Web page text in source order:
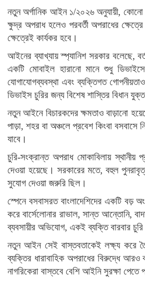
নতুন অর্গানিক আইন ১/২০২৬ অনুযায়ী,
ক্ষুদ্র অপরাধ হলেও পরবর্তী অপরাধের
ক্ষেত্রেই কার্যকর হবে।
আইনের ব্যাখ্যায় স্প্যানিশ সরকার বলেছে,
একটি মোবাইল হারানো মানে শুধু
যোগাযোগব্যবস্থা এবং ব্যক্তিগত
ডিভাইস চুরির জন্য বিশেষ শাস্তির বিধান
নতুন আইনে বিচারকদের ক্ষমতাও বাড়ানো
পাড়া, শহর বা অঞ্চলে প্রবেশ কিংবা বসবাসে
যাবে।
চুরি-সংক্রান্ত অপরাধ মোকাবিলায়
দেওয়া হয়েছে। সরকারের মতে, বহুল
সুযোগ দেওয়া জরুরি ছিল।
স্পেনে বসবাসরত বাংলাদেশিদের একটি বড়
করে বার্সেলোনার রাভাল, সান্ত আন্তোনি,
ব্যবসায়ীর অভিযোগ, একই ব্যক্তি বারবার
নতুন আইন সেই বাস্তবতাকেই লক্ষ্য করে
ব্যক্তির ধারাবাহিক অপরাধের বিরুদ্ধে আরও
নাগরিকেরা বাস্তবে বেশি আইনি সুরক্ষা